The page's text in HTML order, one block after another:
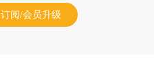
订阅/会员升级